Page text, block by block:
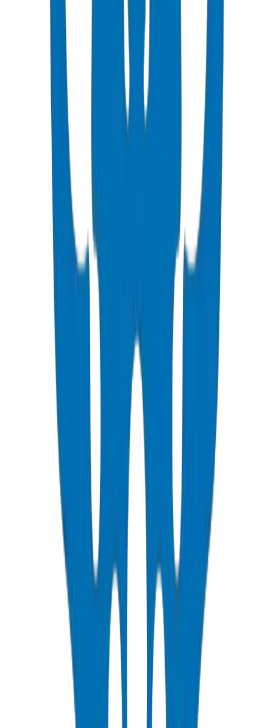
52+ Countries desservis depuis la base de fabrication aux EAU.
Flotte de livraison dédiée couvrant tout le CCG : Dubaï, Abou
Dhabi, Charjah, Arabie Saoudite, Qatar, Koweït, Bahreïn et Oman.
Expédition le jour même depuis l'entrepôt des EAU pour l'inventaire
standard de produits UPVC et PP-R Pipes / Fittings. Les
commandes de projets en vrac (50+ tonnes) planifiées avec des
livraisons échelonnées hebdomadaires.
Emballage anti-dommages : tuyaux groupés en faisceaux cerclés
avec bouchons d'extrémité ; raccords emballés par type et taille.
Manutention selon les directives de protection en transit BS 5955.
30+ Years d'expérience logistique dans le Golfe : L'équipe
d'expédition de Crown coordonne avec les équipes de réception sur
site, le déchargement par grue et la préparation des zones de
stockage pour les projets de grande hauteur et d'infrastructure.
Soumissions de projet : Crown génère des soumissions techniques
spécifiques au système comprenant les fiches techniques des
produits, les certificats d'essai, les lettres de conformité et les fiches
de données de sécurité des matériaux (MSDS) sous 24 heures.
Support d'ingénierie : calculs de dimensionnement hydraulique,
analyse de la dilatation thermique (à partir des données de
coefficients vérifiées du laboratoire UAQ) et conseils de
déclassement de pression pour les conditions ambiantes du Golfe.
Formation à l'installation sur site : L'équipe technique de Crown
fournit des ateliers de collage au ciment solvant (BS 4346), une
certification en soudage par fusion PP-R et une formation en
électrofusion HDPE.
Chefs de projet dédiés pour les commandes dépassant 500 000
AED. Point de contact unique du devis jusqu'à la livraison finale et
la période de garantie des défauts.
UPVC supplier Dubai plastic pipe manufacturer GCCpipe supplier
construction materials supplier UAE